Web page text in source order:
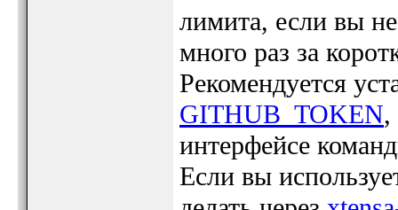
лимита, если вы
много раз за
Рекомендуется
GITHUB_TOKEN,
интерфейсе
Если вы